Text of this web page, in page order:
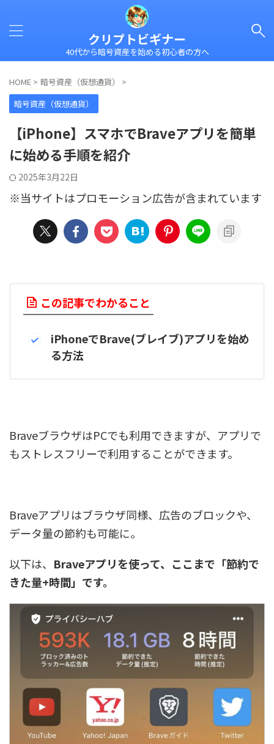
クリプトビギナー
40代から暗号資産を始める初心者の方へ
HOME > 暗号資産（仮想通貨）
>
暗号資産（仮想通貨）
【iPhone】スマホでBraveアプリを簡単
に始める手順を紹介
2025年3月22日
※当サイトはプロモーション広告が含まれています
この記事でわかること
iPhoneでBrave(ブレイブ)アプリを始め
る方法
BraveブラウザはPCでも利用できますが、アプリで
もストレスフリーで利用することができます。
Braveアプリはブラウザ同様、広告のブロックや、
データ量の節約も可能に。
以下は、 Braveアプリを使って、ここまで「節約で
きた量+時間」です。